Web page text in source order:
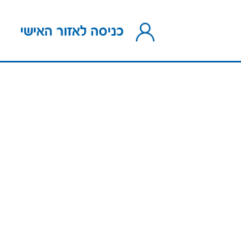
כניסה לאזור האישי